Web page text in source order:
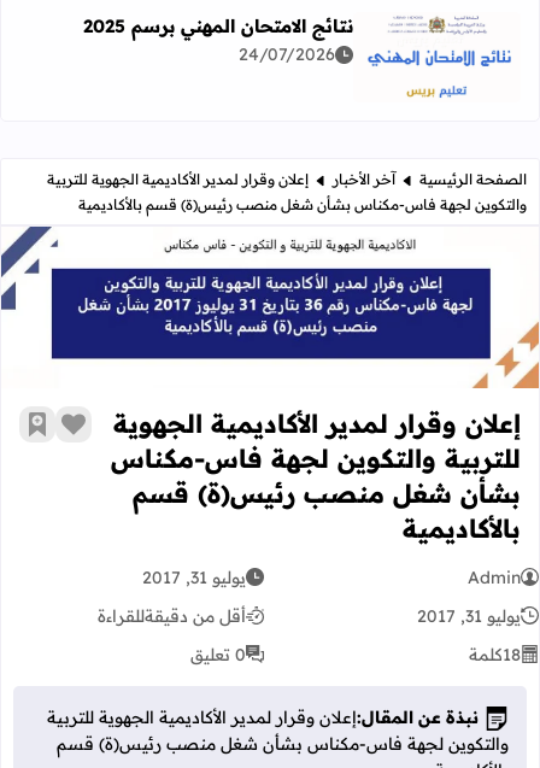
اقرأ المزيد عن نتائج الامتحان المهني برسم 2025
نتائج الامتحان المهني برسم 2025
24/07/2026
الصفحة الرئيسية آخر الأخبار
​إعلان وقرار لمدير الأكاديمية الجهوية للتربية
والتكوين لجهة فاس-مكناس بشأن شغل منصب رئيس(ة) قسم بالأكاديمية
​إعلان وقرار لمدير الأكاديمية
​إعلان وقرار لمدير الأكاديمية الجهوية
للتربية والتكوين لجهة فاس-مكناس
بشأن شغل منصب رئيس(ة) قسم
بالأكاديمية
زر أضف
Admin
يوليو 31, 2017
يوليو 31, 2017
أقل من دقيقةللقراءة
18كلمة 0 تعليق
نبذة عن المقال:​إعلان وقرار لمدير الأكاديمية الجهوية للتربية
والتكوين لجهة فاس-مكناس بشأن شغل منصب رئيس(ة) قسم